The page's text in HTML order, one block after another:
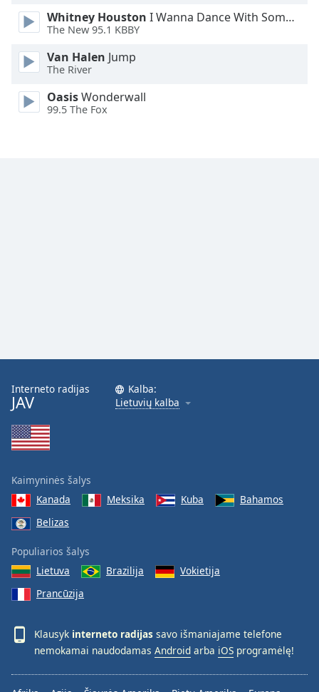
Font
Whitney Houston I Wanna Dance With Somebody
The New 95.1 KBBY
Van Halen Jump
The River
OasisWonderwall
99.5 The Fox
Interneto radijas
JAV
Kalba:
Lietuvių kalba
Kaimyninės šalys
Kanada
Meksika Kuba
Bahamos
Belizas
Populiarios šalys
Lietuva
Brazilija
Vokietija
Prancūzija
Klausyk interneto radijas savo išmaniajame telefone
nemokamai naudodamas Android arba iOS programėlę!